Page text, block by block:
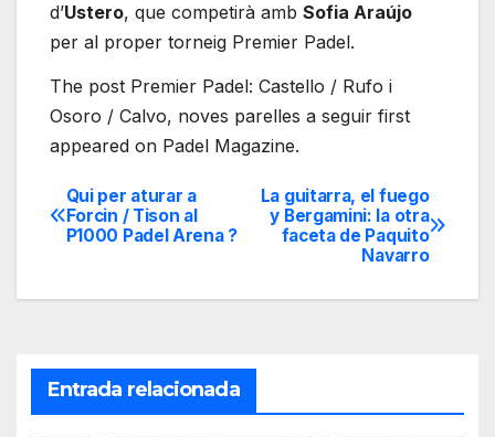
d’Ustero, que competirà amb Sofia Araújo
per al proper torneig Premier Padel.
The post Premier Padel: Castello / Rufo i
Osoro / Calvo, noves parelles a seguir first
appeared on Padel Magazine.
Navegación
de
entradas
La guitarra, el fuego
y Bergamini: la otra
faceta de Paquito
Navarro
Qui per aturar a
Forcin / Tison al
P1000 Padel Arena ?
Entrada relacionada